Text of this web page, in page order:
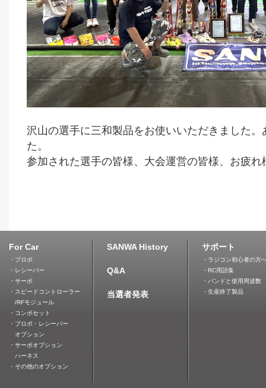
沢山の選手に三和製品をお使いいただきました
た。
参加された選手の皆様、大会運営の皆様、お疲れ
For Car
・プロポ
・レシーバー
・サーボ
・スピードコントローラー
/RFモジュール
・コンボセット
・プロポ・レシーバー
オプション
・サーボオプション
ハーネス
・その他のオプション
SANWA History
Q&A
当選者発表
サポート
・ラジコン初心者の方
・RC用語集
・バンドと使用周波数
・生産終了製品